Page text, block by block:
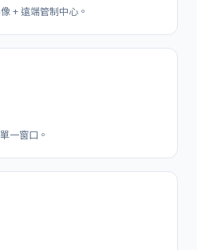
+ 遠端管制中心。
一窗口。